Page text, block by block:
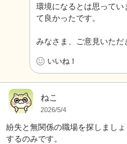
環境になるとは思ってい
て良かったです。
みなさま、ご意見いただ
いいね！
ねこ
2026/5/4
紛失と無関係の職場を探しまし
するのみです。